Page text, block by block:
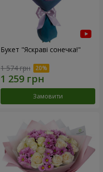
Букет "Яскраві сонечка!"
1 574 грн
Замовити